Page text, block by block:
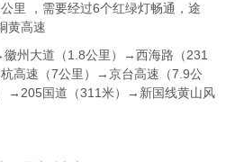
里 ，需要经过6个红绿灯畅通，途
黄高速
徽州大道（1.8公里） →西海路（231
高速（7公里） →京台高速（7.9公
→ 205国道（311米） → 新国线黄山风